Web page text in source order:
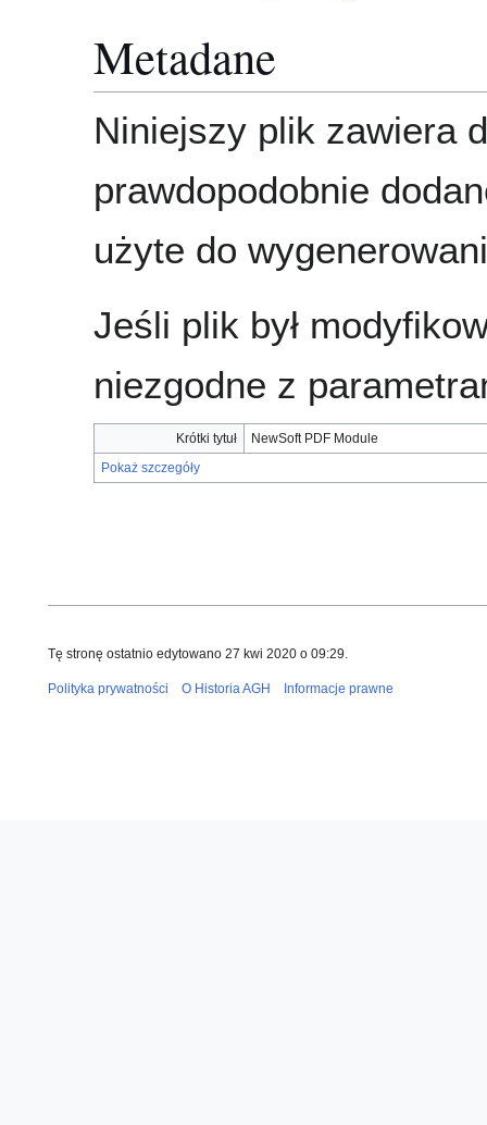
Metadane
Niniejszy plik zawiera
prawdopodobnie
użyte do
Jeśli plik był
niezgodne z
Krótki tytuł
NewSoft PDF Module
Pokaż szczegóły
Tę stronę ostatnio edytowano 27 kwi 2020 o 09:29.
Polityka prywatności O Historia AGH Informacje prawne